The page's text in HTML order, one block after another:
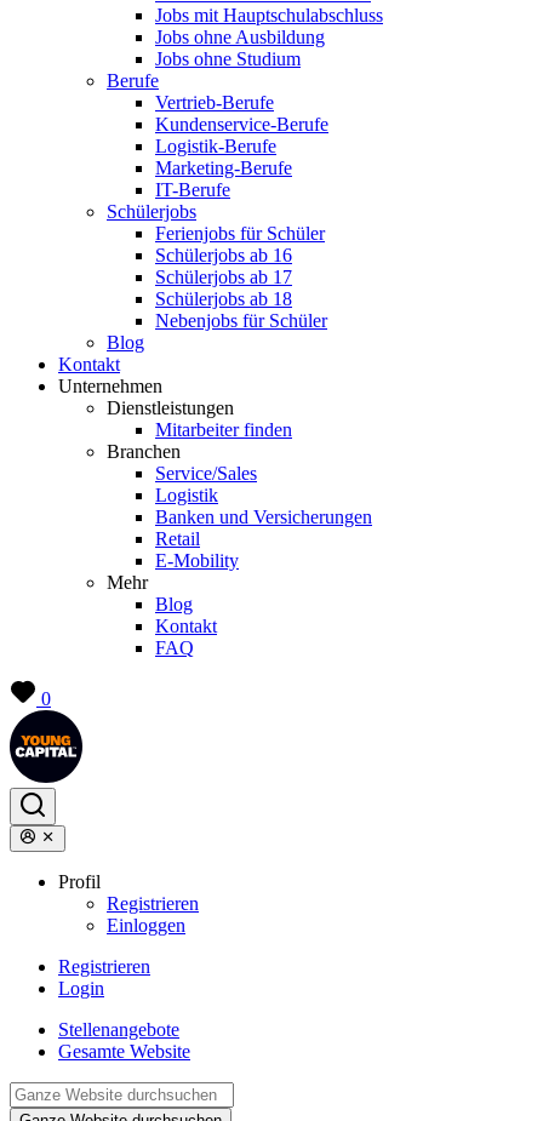
Jobs mit Hauptschulabschluss
Jobs ohne Ausbildung
Jobs ohne Studium
Berufe
Vertrieb-Berufe
Kundenservice-Berufe
Logistik-Berufe
Marketing-Berufe
IT-Berufe
Schülerjobs
Ferienjobs für Schüler
Schülerjobs ab 16
Schülerjobs ab 17
Schülerjobs ab 18
Nebenjobs für Schüler
Blog
Kontakt
Unternehmen
Dienstleistungen
Mitarbeiter finden
Branchen
Service/Sales
Logistik
Banken und Versicherungen
Retail
E-Mobility
Mehr
Blog
Kontakt
FAQ
0
Profil
Registrieren
Einloggen
Registrieren
Login
Stellenangebote
Gesamte Website